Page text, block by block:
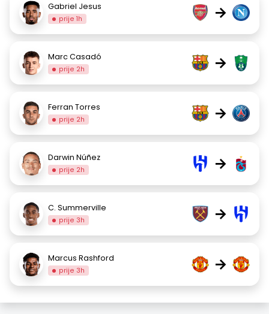
Gabriel Jesus
prije 1h →
Marc Casadó
prije 2h →
Ferran Torres
prije 2h →
Darwin Núñez
prije 2h →
C. Summerville
prije 3h →
Marcus Rashford
prije 3h →